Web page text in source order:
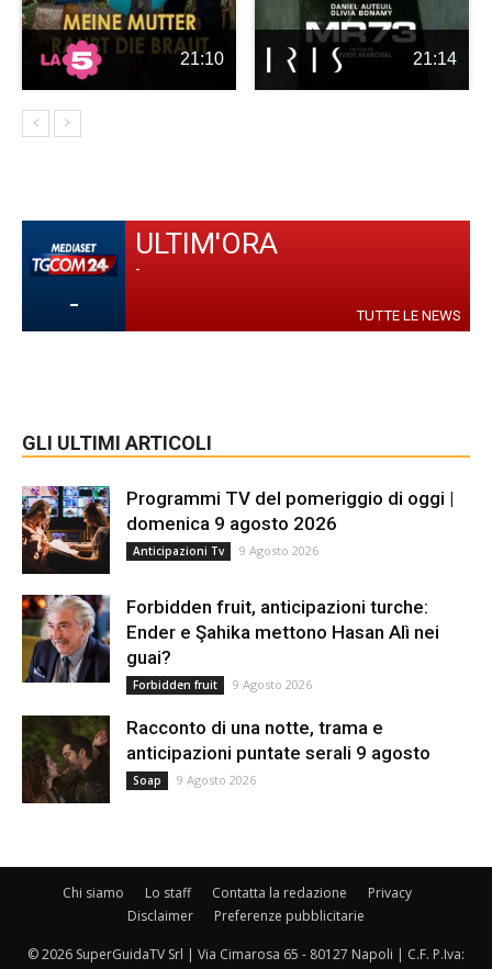
21:10 21:14
-
ULTIM'ORA
-
TUTTE LE NEWS
GLI ULTIMI ARTICOLI
Programmi TV del pomeriggio di oggi |
domenica 9 agosto 2026
Anticipazioni Tv 9 Agosto 2026
Forbidden fruit, anticipazioni turche:
Ender e Şahika mettono Hasan Alì nei
guai?
Forbidden fruit 9 Agosto 2026
Racconto di una notte, trama e
anticipazioni puntate serali 9 agosto
Soap 9 Agosto 2026
Chi siamo Lo staff Contatta la redazione
Privacy
Disclaimer
Preferenze pubblicitarie
© 2026 SuperGuidaTV Srl | Via Cimarosa 65 - 80127 Napoli | C.F. P.Iva: